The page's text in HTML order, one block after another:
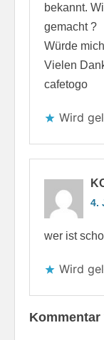
bekannt.
gemacht ?
Würde
Vielen
cafetogo
Wird
4.
wer ist
Wird